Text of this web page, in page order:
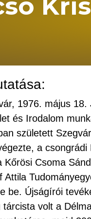
1976. május
és Irodalom
született
a
Kőrösi Csoma
Attila
be. Újságírói
tárcista volt a